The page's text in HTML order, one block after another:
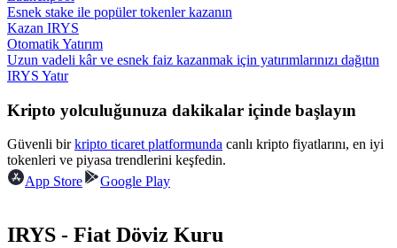
Kazan
Esnek stake ile popüler tokenler kazanın
Kazan IRYS
Otomatik Yatırım
Uzun vadeli kâr ve esnek faiz kazanmak için yatırımlarınızı dağıtın
IRYS Yatır
Kripto yolculuğunuza dakikalar içinde başlayın
Güvenli birkripto ticaret platformunda canlı kripto fiyatlarını, en iyi
tokenleri ve piyasa trendlerini keşfedin.
App Store
Google Play
IRYS - Fiat Döviz Kuru